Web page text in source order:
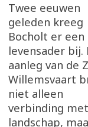
Twee eeuwen
geleden kreeg
Bocholt er een
levensader bij.
aanleg van de
Willemsvaart
niet alleen
verbinding
landschap,